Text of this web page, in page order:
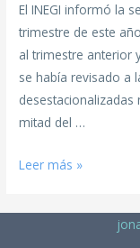
El INEGI informó la
trimestre de este
al trimestre anterior
se había revisado a
desestacionalizadas
mitad del …
Leer más »